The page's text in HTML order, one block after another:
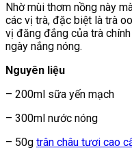
Nhờ mùi thơm nồng này
các vị trà, đặc biệt là trà
vị đăng đắng của trà
ngày nắng nóng.
Nguyên liệu
– 200ml sữa yến mạch
– 300ml nước nóng
– 50g trân châu tươi cao